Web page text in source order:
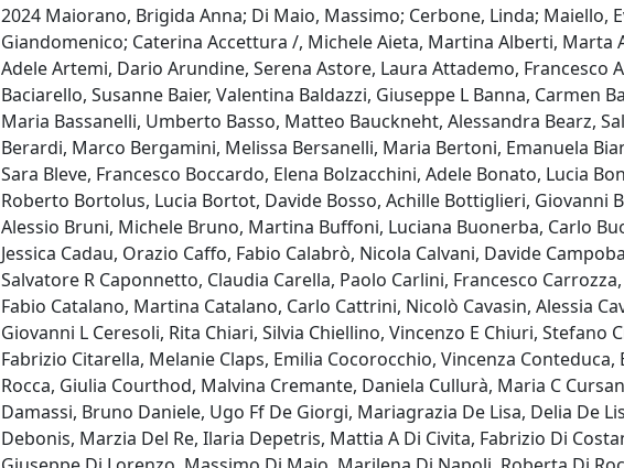
2024 Maiorano, Brigida Anna; Di Maio, Massimo; Cerbone, Linda; Maiello,
Giandomenico; Caterina Accettura /, Michele Aieta, Martina Alberti, Marta
Adele Artemi, Dario Arundine, Serena Astore, Laura Attademo, Francesco
Baciarello, Susanne Baier, Valentina Baldazzi, Giuseppe L Banna, Carmen
Maria Bassanelli, Umberto Basso, Matteo Bauckneht, Alessandra Bearz,
Berardi, Marco Bergamini, Melissa Bersanelli, Maria Bertoni, Emanuela
Sara Bleve, Francesco Boccardo, Elena Bolzacchini, Adele Bonato, Lucia
Roberto Bortolus, Lucia Bortot, Davide Bosso, Achille Bottiglieri, Giovanni
Alessio Bruni, Michele Bruno, Martina Buffoni, Luciana Buonerba, Carlo
Jessica Cadau, Orazio Caffo, Fabio Calabrò, Nicola Calvani, Davide
Salvatore R Caponnetto, Claudia Carella, Paolo Carlini, Francesco
Fabio Catalano, Martina Catalano, Carlo Cattrini, Nicolò Cavasin, Alessia
Giovanni L Ceresoli, Rita Chiari, Silvia Chiellino, Vincenzo E Chiuri, Stefano
Fabrizio Citarella, Melanie Claps, Emilia Cocorocchio, Vincenza
Rocca, Giulia Courthod, Malvina Cremante, Daniela Cullurà, Maria C
Damassi, Bruno Daniele, Ugo Ff De Giorgi, Mariagrazia De Lisa, Delia De
Debonis, Marzia Del Re, Ilaria Depetris, Mattia A Di Civita, Fabrizio Di